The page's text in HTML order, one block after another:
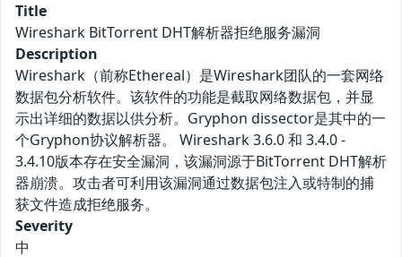
Title
Wireshark BitTorrent DHT解析器拒绝服务漏洞
Description
Wireshark（前称Ethereal）是Wireshark团队的一套网络
数据包分析软件。该软件的功能是截取网络数据包，并显
示出详细的数据以供分析。Gryphon dissector是其中的一
个Gryphon协议解析器。 Wireshark 3.6.0 和 3.4.0 -
3.4.10版本存在安全漏洞，该漏洞源于BitTorrent DHT解析
器崩溃。攻击者可利用该漏洞通过数据包注入或特制的捕
获文件造成拒绝服务。
Severity
中